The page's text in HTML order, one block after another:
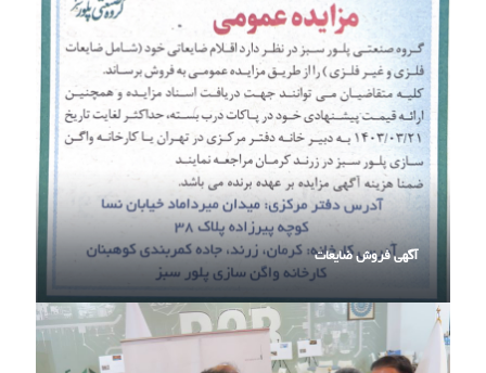
آگهی فروش ضایعات